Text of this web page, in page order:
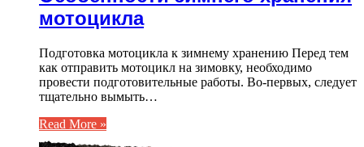
мотоцикла
Подготовка мотоцикла к зимнему хранению Перед тем
как отправить мотоцикл на зимовку, необходимо
провести подготовительные работы. Во-первых, следует
тщательно вымыть…
Read More »